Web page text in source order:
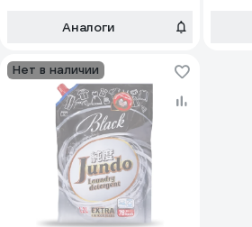
Аналоги
Нет в наличии